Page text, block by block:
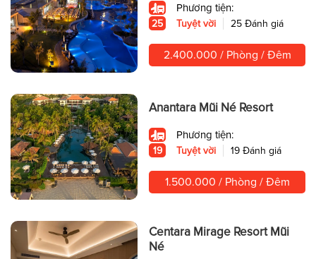
Phương tiện:
25 Tuyệt vời 25 Đánh giá
2.400.000 / Phòng / Đêm
Anantara Mũi Né Resort
Phương tiện:
19 Tuyệt vời 19 Đánh giá
1.500.000 / Phòng / Đêm
Centara Mirage Resort Mũi
Né